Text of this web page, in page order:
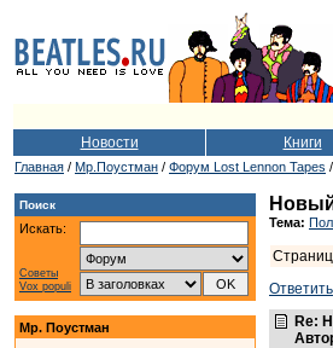
Новости Книги
Главная / Мр.Поустман / Форум Lost Lennon Tapes
Поиск
Искать:
Советы
Vox populi
Мр. Поустман
Тема:
Ответить
Re: